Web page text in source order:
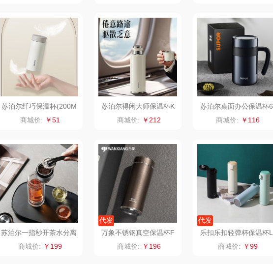
kaco 吉潮瑞鲜 飞利浦新安怡
乐扣乐扣（箱包杯
壶）
海信 乐美雅（餐具类）
康恩贝 WENGER/威戈 Alluflon阿路弗仑 爱仕达
富安娜（包销款） 冈州故事 卜珂
艾可熊 万益蓝 正负零 七匹狼
顺然 信科 南方寝饰
厨邦 粒上皇 乐扣乐扣（小家 厨创妈咪
中华 民间造物 康巴赫（包销款） 元黍
苏泊尔纤巧保温杯(200M
L)KCV20AK10
商城价: ￥51
苏泊尔得闲大师保温杯K
CV60EC10
商城价: ￥212
苏泊尔桌面办公保温杯6
00MLKCV60AU10
商城价: ￥116
苏泊尔一指秒开茶水分离
玻璃杯
商城价: ￥199
代发
万象不锈钢真空保温杯F
商城价: ￥196
代发
乐扣乐扣轻弹杯保温杯L
HC3101
商城价: ￥99